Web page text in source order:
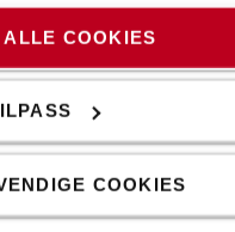
COOKIES
COOKIES